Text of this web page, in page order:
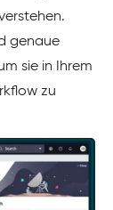
genaue
sie in Ihrem
zu